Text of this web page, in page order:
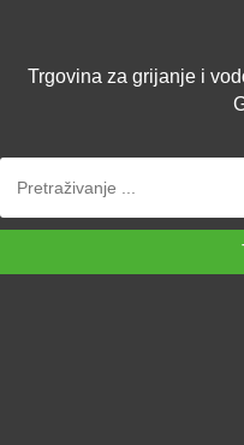
Trgovina za grijanje i